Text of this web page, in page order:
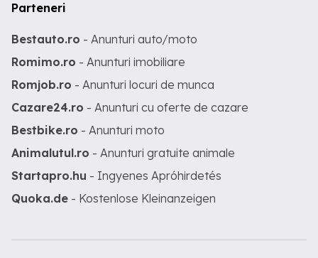
Parteneri
Bestauto.ro - Anunturi auto/moto
Romimo.ro - Anunturi imobiliare
Romjob.ro - Anunturi locuri de munca
Cazare24.ro - Anunturi cu oferte de cazare
Bestbike.ro - Anunturi moto
Animalutul.ro - Anunturi gratuite animale
Startapro.hu - Ingyenes Apróhirdetés
Quoka.de - Kostenlose Kleinanzeigen